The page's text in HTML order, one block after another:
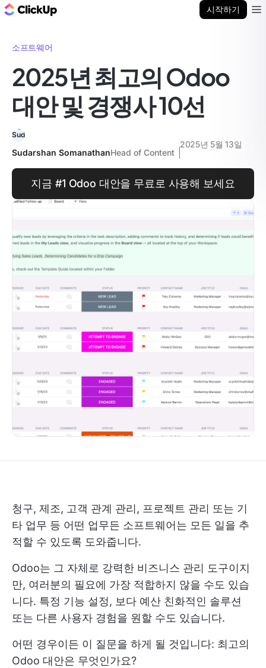
시작하기
소프트웨어
2025년 최고의 Odoo
대안 및 경쟁사 10선
Sudarshan SomanathanHead of Content
2025년 5월 13일
지금 #1 Odoo 대안을 무료로 사용해 보세요
청구, 제조, 고객 관계 관리, 프로젝트 관리 또는 기
타 업무 등 어떤 업무든 소프트웨어는 모든 일을 추
적할 수 있도록 도와줍니다.
Odoo는 그 자체로 강력한 비즈니스 관리 도구이지
만, 여러분의 필요에 가장 적합하지 않을 수도 있습
니다. 특정 기능 설정, 보다 예산 친화적인 솔루션
또는 다른 사용자 경험을 원할 수도 있습니다.
어떤 경우이든 이 질문을 하게 될 것입니다: 최고의
Odoo 대안은 무엇인가요?